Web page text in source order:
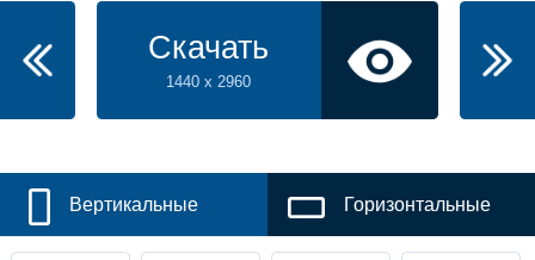
Скачать
1440 x 2960
Вертикальные Горизонтальные